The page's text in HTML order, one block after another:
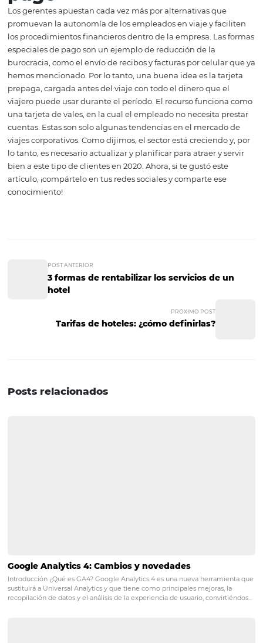
Serviços sob
Las agencias de viajes a menudo incluyen varios
paquetes que el viajero corporativo rara vez usa. Por lo
tendencia es ofrecer y cobrar sólo por lo que se utilizará.
agencias que trabajan con servicios a pedido tienen
competitiva, ya que esto genera ahorros para las
hoteles que siguen esta tendencia, a su vez, tienen más
probabilidades de atraer viajeros de negocios.
Formas especiales de
especiales de pago son un ejemplo de reducción de la
burocracia, como el envío de recibos y facturas por
prepaga, cargada antes del viaje con todo el dinero que
viajero puede usar durante el período. El recurso
lo tanto, es necesario actualizar y planificar para atraer y
PRÓXIMO POST
Tarifas de hoteles: ¿cómo definirlas?